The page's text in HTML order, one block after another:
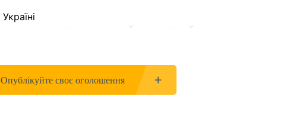
Опублікуйте своє оголошення